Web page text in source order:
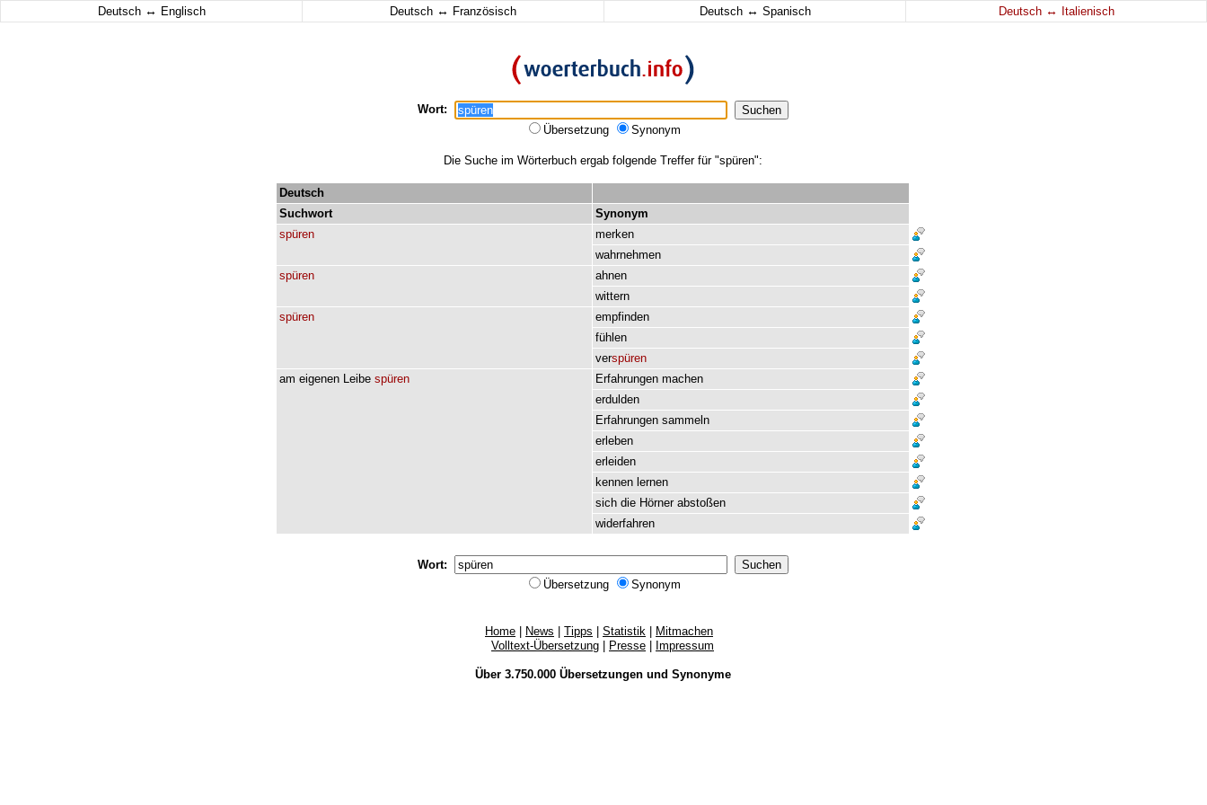
Deutsch ↔ Englisch Deutsch ↔ Französisch Deutsch ↔ Spanisch Deutsch ↔ Italienisch
Wort:
Übersetzung
Synonym
Die Suche im Wörterbuch ergab folgende Treffer für "spüren":
Deutsch
Suchwort
Synonym
spüren
merken
wahrnehmen
spüren
ahnen
wittern
spüren
empfinden
fühlen
verspüren
am eigenen Leibe spüren Erfahrungen machen
erdulden
Erfahrungen sammeln
erleben
erleiden
kennen lernen
sich die Hörner abstoßen
widerfahren
Wort:
Übersetzung
Synonym
Home News Tipps Statistik
Mitmachen
Volltext-Übersetzung
Presse Impressum
Über 3.750.000 Übersetzungenund Synonyme